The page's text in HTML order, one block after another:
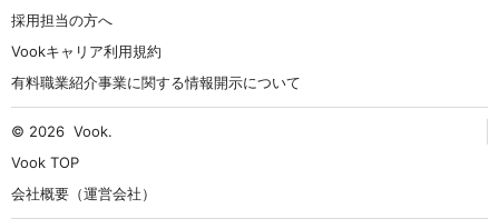
採用担当の方へ
Vookキャリア利用規約
有料職業紹介事業に関する情報開示について
© 2026 Vook.
Vook TOP
会社概要（運営会社）